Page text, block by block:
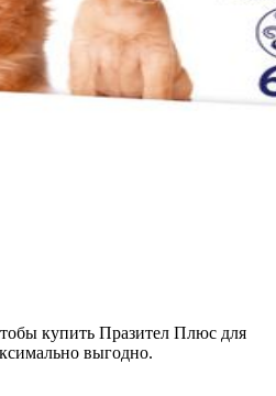
купить Празител Плюс для
выгодно.